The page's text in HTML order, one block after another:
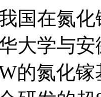
在氮化
大学与
的氮化